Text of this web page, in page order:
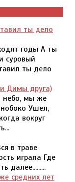
ты дело
годы А ты
суровый
ты дело
Димы друга)
небо, мы же
Ушел,
вокруг
в траве
играла Где
далее.........
средних лет